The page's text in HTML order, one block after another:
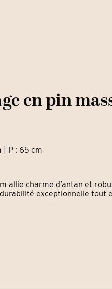
en pin
| P : 65 cm
allie charme d’antan et
exceptionnelle tout